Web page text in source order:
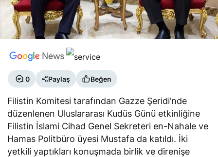
0 Paylaş Beğen
Filistin Komitesi tarafından Gazze Şeridi’nde
düzenlenen Uluslararası Kudüs Günü etkinliğine
Filistin İslami Cihad Genel Sekreteri en-Nahale ve
Hamas Politbüro üyesi Mustafa da katıldı. İki
yetkili yaptıkları konuşmada birlik ve direnişe